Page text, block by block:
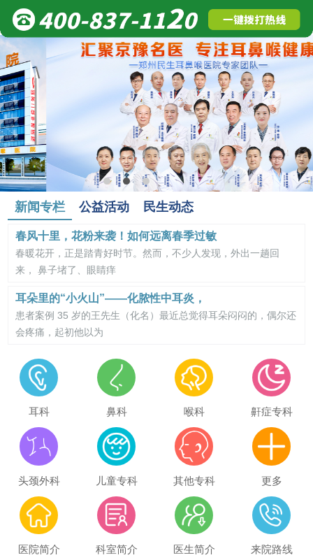
新闻专栏 公益活动 民生动态
春风十里，花粉来袭！如何远离春季过敏
春暖花开，正是踏青好时节。然而，不少人发现，外出一趟回
来， 鼻子堵了、眼睛痒
耳朵里的“小火山”——化脓性中耳炎，
患者案例 35 岁的王先生（化名）最近总觉得耳朵闷闷的，偶尔还
会疼痛，起初他以为
耳科 鼻科 喉科 鼾症专科
头颈外科 儿童专科 其他专科 更多
医院简介 科室简介 医生简介 来院路线